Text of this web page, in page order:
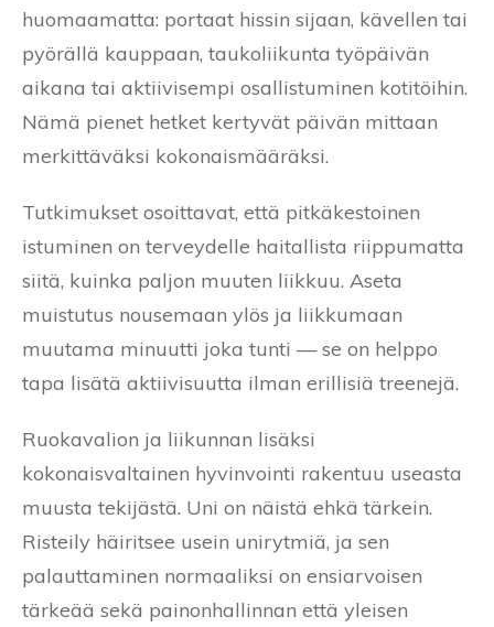
huomaamatta: portaat hissin sijaan, kävellen tai
pyörällä kauppaan, taukoliikunta työpäivän
aikana tai aktiivisempi osallistuminen kotitöihin.
Nämä pienet hetket kertyvät päivän mittaan
merkittäväksi kokonaismääräksi.
Tutkimukset osoittavat, että pitkäkestoinen
istuminen on terveydelle haitallista riippumatta
siitä, kuinka paljon muuten liikkuu. Aseta
muistutus nousemaan ylös ja liikkumaan
muutama minuutti joka tunti — se on helppo
tapa lisätä aktiivisuutta ilman erillisiä treenejä.
Ruokavalion ja liikunnan lisäksi
kokonaisvaltainen hyvinvointi rakentuu useasta
muusta tekijästä. Uni on näistä ehkä tärkein.
Risteily häiritsee usein unirytmiä, ja sen
palauttaminen normaaliksi on ensiarvoisen
tärkeää sekä painonhallinnan että yleisen